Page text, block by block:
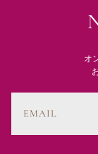
オ
EMAIL